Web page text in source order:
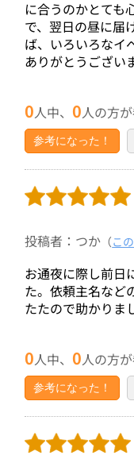
に合うのかとても
で、翌日の昼に届
ば、いろいろなイ
ありがとうござい
0人中、0人の方
参考になった！
投稿者：つか （こ
お通夜に際し前日
た。依頼主名など
たたので助かりま
0人中、0人の方
参考になった！